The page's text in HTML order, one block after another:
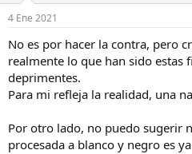
4 Ene 2021
No es por hacer la contra, pero
realmente lo que han sido estas
deprimentes.
Para mi refleja la realidad, una
Por otro lado, no puedo sugerir
procesada a blanco y negro es